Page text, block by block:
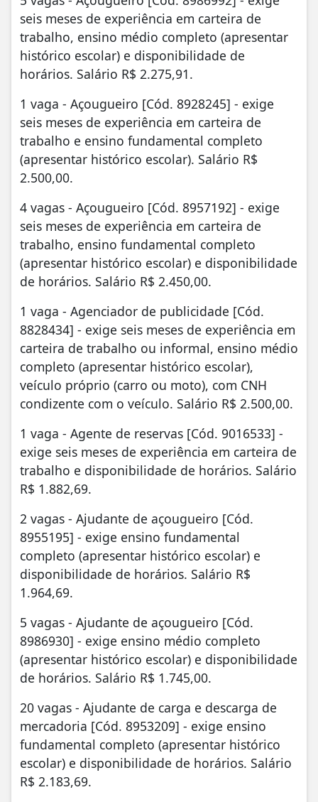
seis meses de experiência em carteira de
trabalho, ensino médio completo (apresentar
histórico escolar) e disponibilidade de
horários. Salário R$ 2.275,91.
1 vaga - Açougueiro [Cód. 8928245] - exige
seis meses de experiência em carteira de
trabalho e ensino fundamental completo
(apresentar histórico escolar). Salário R$
2.500,00.
4 vagas - Açougueiro [Cód. 8957192] - exige
seis meses de experiência em carteira de
trabalho, ensino fundamental completo
(apresentar histórico escolar) e disponibilidade
de horários. Salário R$ 2.450,00.
1 vaga - Agenciador de publicidade [Cód.
8828434] - exige seis meses de experiência em
carteira de trabalho ou informal, ensino médio
completo (apresentar histórico escolar),
veículo próprio (carro ou moto), com CNH
condizente com o veículo. Salário R$ 2.500,00.
1 vaga - Agente de reservas [Cód. 9016533] -
exige seis meses de experiência em carteira de
trabalho e disponibilidade de horários. Salário
R$ 1.882,69.
2 vagas - Ajudante de açougueiro [Cód.
8955195] - exige ensino fundamental
completo (apresentar histórico escolar) e
disponibilidade de horários. Salário R$
1.964,69.
5 vagas - Ajudante de açougueiro [Cód.
8986930] - exige ensino médio completo
(apresentar histórico escolar) e disponibilidade
de horários. Salário R$ 1.745,00.
20 vagas - Ajudante de carga e descarga de
mercadoria [Cód. 8953209] - exige ensino
fundamental completo (apresentar histórico
escolar) e disponibilidade de horários. Salário
R$ 2.183,69.